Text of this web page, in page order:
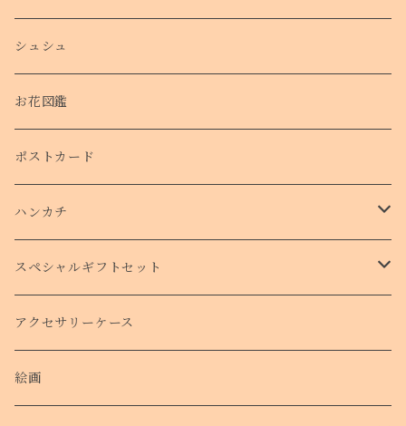
シュシュ
お花図鑑
ポストカード
ハンカチ
タオルハンカチ
スペシャルギフトセット
クリスマスコフレ
アクセサリーケース
絵画